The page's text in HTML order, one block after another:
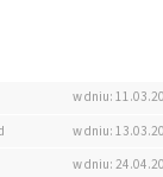
w dniu:
w dniu:
w dniu: